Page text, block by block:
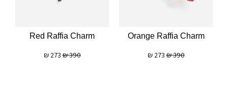
Orange Raffia Charm
390
₪
273
₪
Red Raffia Charm
390
₪
273
₪